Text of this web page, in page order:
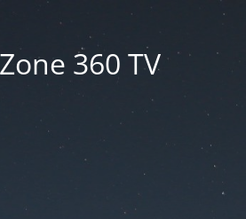
Zone 360 TV